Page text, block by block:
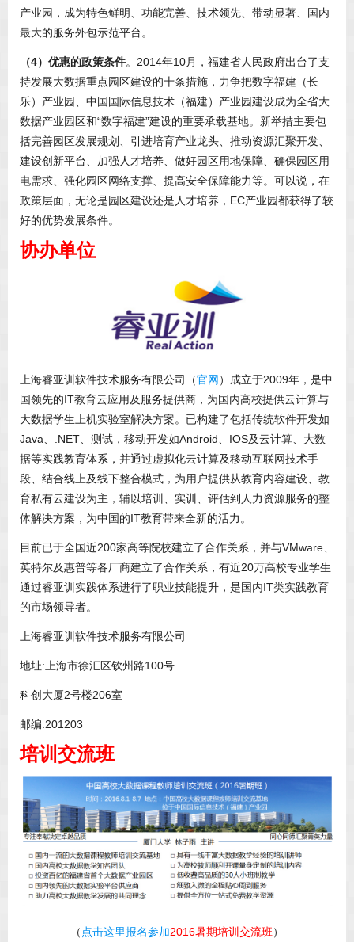
产业园，成为特色鲜明、功能完善、技术领先、带动显著、国内
最大的服务外包示范平台。
（4）优惠的政策条件。2014年10月，福建省人民政府出台了支
持发展大数据重点园区建设的十条措施，力争把数字福建（长
乐）产业园、中国国际信息技术（福建）产业园建设成为全省大
数据产业园区和“数字福建”建设的重要承载基地。新举措主要包
括完善园区发展规划、引进培育产业龙头、推动资源汇聚开发、
建设创新平台、加强人才培养、做好园区用地保障、确保园区用
电需求、强化园区网络支撑、提高安全保障能力等。可以说，在
政策层面，无论是园区建设还是人才培养，EC产业园都获得了较
好的优势发展条件。
协办单位
上海睿亚训软件技术服务有限公司（官网）成立于2009年，是中
国领先的IT教育云应用及服务提供商，为国内高校提供云计算与
大数据学生上机实验室解决方案。已构建了包括传统软件开发如
Java、.NET、测试，移动开发如Android、IOS及云计算、大数
据等实践教育体系，并通过虚拟化云计算及移动互联网技术手
段、结合线上及线下整合模式，为用户提供从教育内容建设、教
育私有云建设为主，辅以培训、实训、评估到人力资源服务的整
体解决方案，为中国的IT教育带来全新的活力。
目前已于全国近200家高等院校建立了合作关系，并与VMware、
英特尔及惠普等各厂商建立了合作关系，有近20万高校专业学生
通过睿亚训实践体系进行了职业技能提升，是国内IT类实践教育
的市场领导者。
上海睿亚训软件技术服务有限公司
地址:上海市徐汇区钦州路100号
科创大厦2号楼206室
邮编:201203
培训交流班
（点击这里报名参加2016暑期培训交流班）